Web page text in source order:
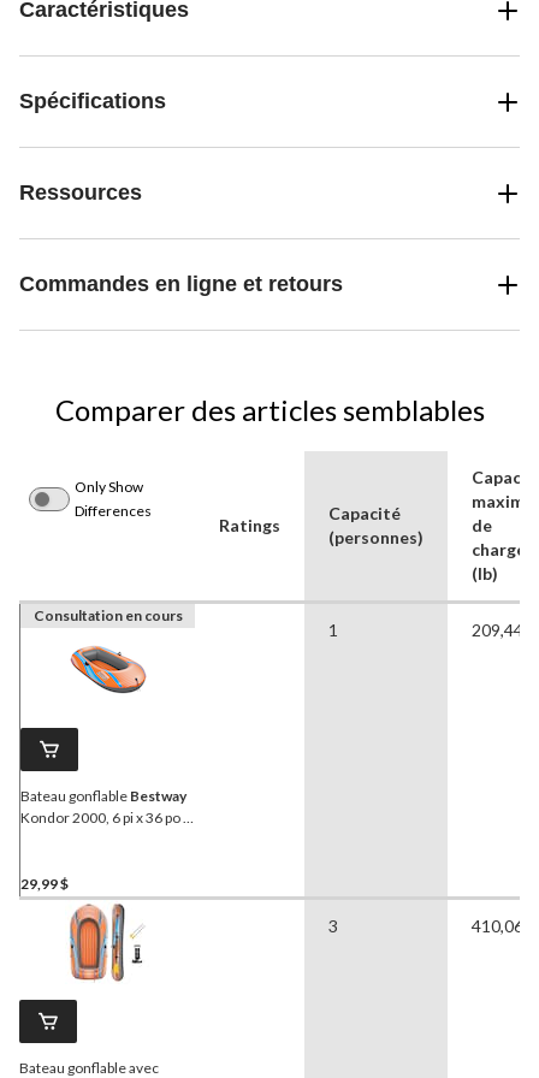
Caractéristiques
Spécifications
Ressources
Commandes en ligne et retours
Comparer des articles semblables
Only Show
Differences
Ratings
Capacité
(personnes)
de
charge
(lb)
Consultation en cours
Bateau gonflable Bestway
Kondor 2000, 6 pi x 36 po x
29,99 $
1 209,44 lb
Bateau gonflable avec
3 410,06 lb